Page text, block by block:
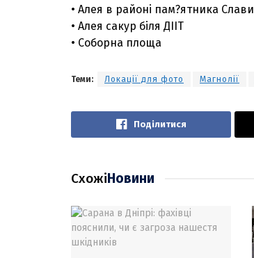
• Алея в районі пам?ятника Слави
• Алея сакур біля ДІІТ
• Соборна площа
Теми: Локації для фото Магнолії
Поділитися
СхожіНовини